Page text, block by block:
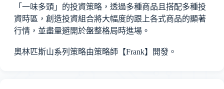
「一味多頭」的投資策略，透過多種商品且搭配多種投
資時區，創造投資組合將大幅度的跟上各式商品的顯著
行情，並盡量避開於盤整格局時進場。
奧林匹斯山系列策略由策略師【Frank】開發。